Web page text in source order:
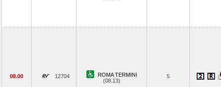
08.00 12704
ROMA TERMINI
(08.13)
5